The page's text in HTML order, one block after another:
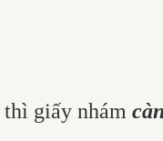
thì giấy nhám